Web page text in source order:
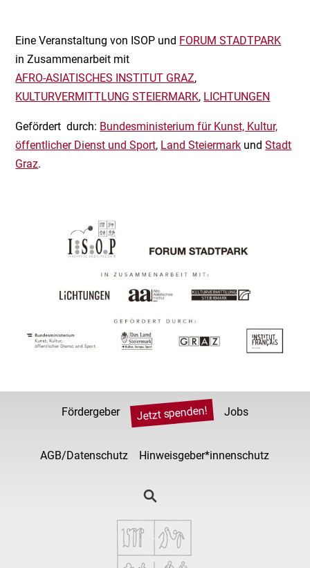
Eine Veranstaltung von ISOP und FORUM STADTPARK
in Zusammenarbeit mit
AFRO-ASIATISCHES INSTITUT GRAZ,
KULTURVERMITTLUNG STEIERMARK, LICHTUNGEN
Gefördert durch: Bundesministerium für Kunst, Kultur,
öffentlicher Dienst und Sport, Land Steiermark undStadt
Graz.
Fördergeber Jetzt spenden! Jobs
AGB/Datenschutz Hinweisgeber*innenschutz